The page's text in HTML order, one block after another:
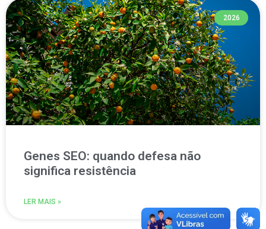
2026
Genes SEO: quando defesa não
significa resistência
LER MAIS »